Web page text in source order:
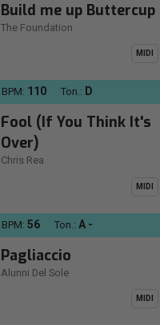
Build me up Buttercup
The Foundation
MIDI
BPM: 110 Ton.: D
Fool (If You Think It's
Over)
Chris Rea
MIDI
BPM: 56 Ton.: A -
Pagliaccio
Alunni Del Sole
MIDI